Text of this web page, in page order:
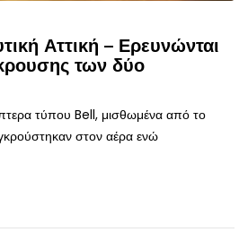
Αττική – Ερευνώνται
των δύο
τύπου Bell, μισθωμένα από το
στον αέρα ενώ